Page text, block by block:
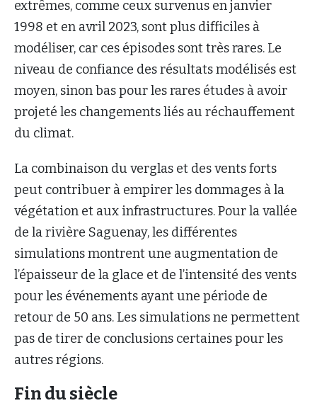
extrêmes, comme ceux survenus en janvier
1998 et en avril 2023, sont plus difficiles à
modéliser, car ces épisodes sont très rares. Le
niveau de confiance des résultats modélisés est
moyen, sinon bas pour les rares études à avoir
projeté les changements liés au réchauffement
du climat.
La combinaison du verglas et des vents forts
peut contribuer à empirer les dommages à la
végétation et aux infrastructures. Pour la vallée
de la rivière Saguenay, les différentes
simulations montrent une augmentation de
l’épaisseur de la glace et de l’intensité des vents
pour les événements ayant une période de
retour de 50 ans. Les simulations ne permettent
pas de tirer de conclusions certaines pour les
autres régions.
Fin du siècle